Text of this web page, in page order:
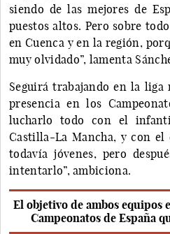
siendo de las mejores de
puestos altos. Pero sobre
en Cuenca y en la región,
muy olvidado”, lamenta
Seguirá trabajando en la liga
presencia en los
lucharlo todo con el
Castilla-La Mancha, y con el
todavía jóvenes, pero
intentarlo”, ambiciona.
El objetivo de ambos equipos
Campeonatos de España